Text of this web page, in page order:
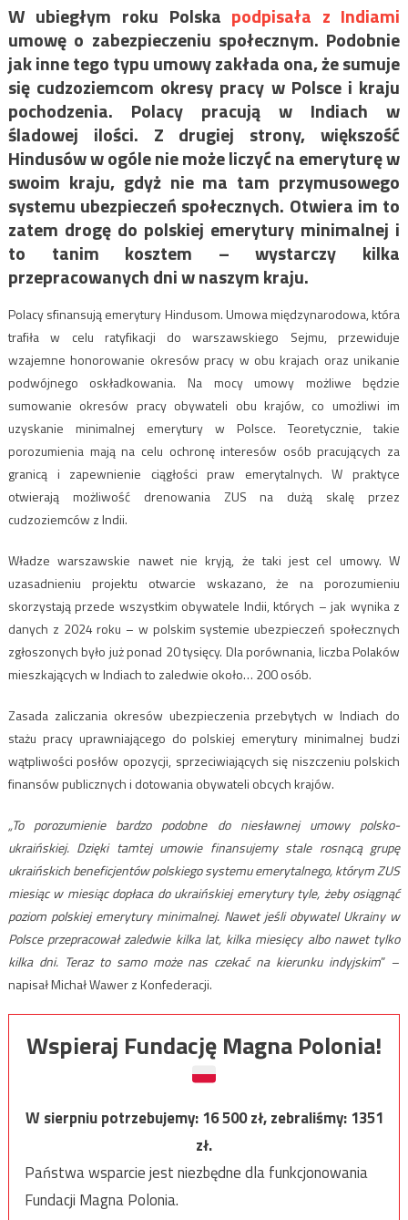
W ubiegłym roku Polska podpisała z Indiami
umowę o zabezpieczeniu społecznym. Podobnie
jak inne tego typu umowy zakłada ona, że sumuje
się cudzoziemcom okresy pracy w Polsce i kraju
pochodzenia. Polacy pracują w Indiach w
śladowej ilości. Z drugiej strony, większość
Hindusów w ogóle nie może liczyć na emeryturę w
swoim kraju, gdyż nie ma tam przymusowego
systemu ubezpieczeń społecznych. Otwiera im to
zatem drogę do polskiej emerytury minimalnej i
to tanim kosztem – wystarczy kilka
przepracowanych dni w naszym kraju.
Polacy sfinansują emerytury Hindusom. Umowa międzynarodowa, która
trafiła w celu ratyfikacji do warszawskiego Sejmu, przewiduje
wzajemne honorowanie okresów pracy w obu krajach oraz unikanie
podwójnego oskładkowania. Na mocy umowy możliwe będzie
sumowanie okresów pracy obywateli obu krajów, co umożliwi im
uzyskanie minimalnej emerytury w Polsce. Teoretycznie, takie
porozumienia mają na celu ochronę interesów osób pracujących za
granicą i zapewnienie ciągłości praw emerytalnych. W praktyce
otwierają możliwość drenowania ZUS na dużą skalę przez
cudzoziemców z Indii.
Władze warszawskie nawet nie kryją, że taki jest cel umowy. W
uzasadnieniu projektu otwarcie wskazano, że na porozumieniu
skorzystają przede wszystkim obywatele Indii, których – jak wynika z
danych z 2024 roku – w polskim systemie ubezpieczeń społecznych
zgłoszonych było już ponad 20 tysięcy. Dla porównania, liczba Polaków
mieszkających w Indiach to zaledwie około… 200 osób.
Zasada zaliczania okresów ubezpieczenia przebytych w Indiach do
stażu pracy uprawniającego do polskiej emerytury minimalnej budzi
wątpliwości posłów opozycji, sprzeciwiających się niszczeniu polskich
finansów publicznych i dotowania obywateli obcych krajów.
„To porozumienie bardzo podobne do niesławnej umowy polsko-
ukraińskiej. Dzięki tamtej umowie finansujemy stale rosnącą grupę
ukraińskich beneficjentów polskiego systemu emerytalnego, którym ZUS
miesiąc w miesiąc dopłaca do ukraińskiej emerytury tyle, żeby osiągnąć
poziom polskiej emerytury minimalnej. Nawet jeśli obywatel Ukrainy w
Polsce przepracował zaledwie kilka lat, kilka miesięcy albo nawet tylko
kilka dni. Teraz to samo może nas czekać na kierunku indyjskim” –
napisał Michał Wawer z Konfederacji.
Wspieraj Fundację Magna Polonia!
W sierpniu potrzebujemy:16 500zł, zebraliśmy:1351
zł.
Państwa wsparcie jest niezbędne dla funkcjonowania
Fundacji Magna Polonia.